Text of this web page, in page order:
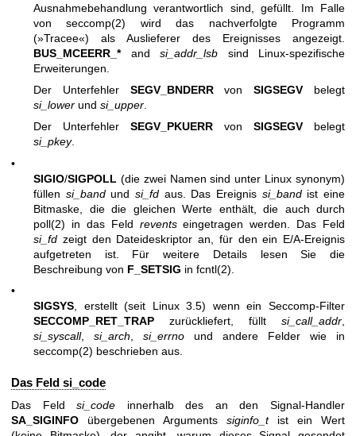
Ausnahmebehandlung verantwortlich sind, gefüllt. Im Falle
vonseccomp(2) wird das nachverfolgte Programm
(»Tracee«) als Auslieferer des Ereignisses angezeigt.
BUS_MCEERR_*and si_addr_lsb sind Linux-spezifische
Erweiterungen.
Der Unterfehler SEGV_BNDERRvonSIGSEGV belegt
si_lower und si_upper
Der Unterfehler SEGV_PKUERR von SIGSEGV belegt
si_pkey.
•
SIGIO/SIGPOLL (die zwei Namen sind unter Linux synonym)
füllen si_bandundsi_fd aus. Das Ereignis si_bandist eine
Bitmaske, die die gleichen Werte enthält, die auch durch
poll(2) in das Feld reventseingetragen werden. Das Feld
si_fd zeigt den Dateideskriptor an, für den ein E/A-Ereignis
aufgetreten ist. Für weitere Details lesen Sie die
Beschreibung von F_SETSIG in fcntl(2)
•
SIGSYS, erstellt (seit Linux 3.5) wenn ein Seccomp-Filter
SECCOMP_RET_TRAP zurückliefert, füllt si_call_addr,
si_syscall, si_arch, si_errno und andere Felder wie in
seccomp(2) beschrieben aus.
Das Feld si_code
Das Feldsi_code innerhalb des an den Signal-Handler
SA_SIGINFO übergebenen Arguments siginfo_tist ein Wert